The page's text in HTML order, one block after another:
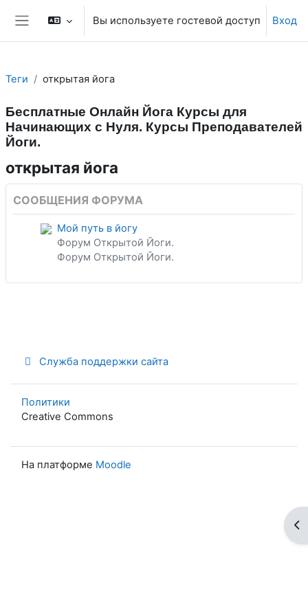
Перейти к основному содержанию
Боковая панель
Вы используете гостевой доступ Вход
Теги открытая йога
Бесплатные Онлайн Йога Курсы для
Начинающих с Нуля. Курсы Преподавателей
Йоги.
открытая йога
СООБЩЕНИЯ ФОРУМА
Мой путь в йогу
Форум Открытой Йоги.
Форум Открытой Йоги.
Служба поддержки сайта
Политики
Creative Commons
На платформе Moodle